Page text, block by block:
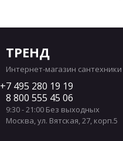
ТРЕНД
Интернет-магазин сантехники
7 495 280 19 19
8 800 555 45 06
9:30 - 21:00 Без выходных
Москва,ул. Вятская, 27, корп.5